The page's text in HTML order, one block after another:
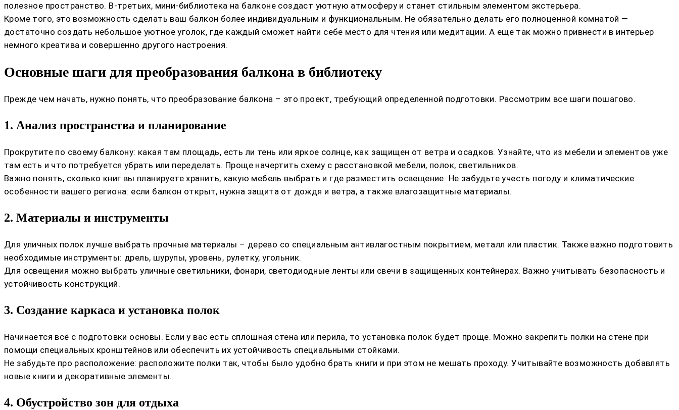
полезное пространство. В-третьих, мини-библиотека на балконе создаст уютную атмосферу и станет стильным элементом экстерьера.
Кроме того, это возможность сделать ваш балкон более индивидуальным и функциональным. Не обязательно делать его полноценной комнатой —
достаточно создать небольшое уютное уголок, где каждый сможет найти себе место для чтения или медитации. А еще так можно привнести в интерьер
немного креатива и совершенно другого настроения.
Основные шаги для преобразования балкона в библиотеку
Прежде чем начать, нужно понять, что преобразование балкона – это проект, требующий определенной подготовки. Рассмотрим все шаги пошагово.
1. Анализ пространства и планирование
Прокрутите по своему балкону: какая там площадь, есть ли тень или яркое солнце, как защищен от ветра и осадков. Узнайте, что из мебели и элементов уже
там есть и что потребуется убрать или переделать. Проще начертить схему с расстановкой мебели, полок, светильников.
Важно понять, сколько книг вы планируете хранить, какую мебель выбрать и где разместить освещение. Не забудьте учесть погоду и климатические
особенности вашего региона: если балкон открыт, нужна защита от дождя и ветра, а также влагозащитные материалы.
2. Материалы и инструменты
Для уличных полок лучше выбрать прочные материалы – дерево со специальным антивлагостным покрытием, металл или пластик. Также важно подготовить
необходимые инструменты: дрель, шурупы, уровень, рулетку, угольник.
Для освещения можно выбрать уличные светильники, фонари, светодиодные ленты или свечи в защищенных контейнерах. Важно учитывать безопасность и
устойчивость конструкций.
3. Создание каркаса и установка полок
Начинается всё с подготовки основы. Если у вас есть сплошная стена или перила, то установка полок будет проще. Можно закрепить полки на стене при
помощи специальных кронштейнов или обеспечить их устойчивость специальными стойками.
Не забудьте про расположение: расположите полки так, чтобы было удобно брать книги и при этом не мешать проходу. Учитывайте возможность добавлять
новые книги и декоративные элементы.
4. Обустройство зон для отдыха